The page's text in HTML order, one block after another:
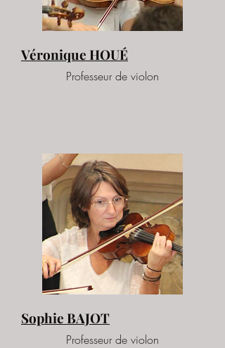
Véronique HOUÉ
Professeur de violon
Sophie BAJOT
Professeur de violon